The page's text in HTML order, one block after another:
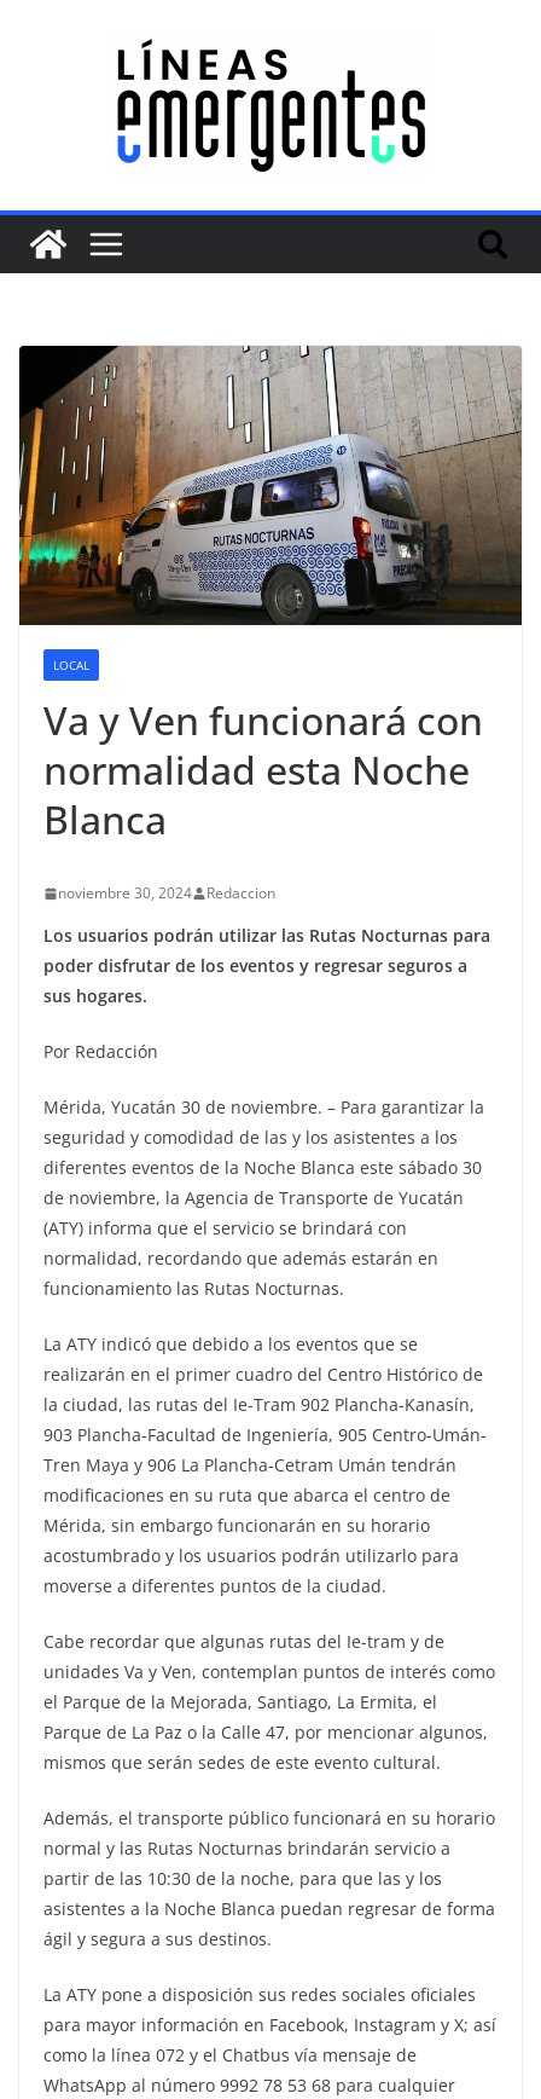
LOCAL
Va y Ven funcionará con
normalidad esta Noche
Blanca
noviembre 30, 2024 Redaccion
Los usuarios podrán utilizar las Rutas Nocturnas para
poder disfrutar de los eventos y regresar seguros a
sus hogares.
Por Redacción
Mérida, Yucatán 30 de noviembre. – Para garantizar la
seguridad y comodidad de las y los asistentes a los
diferentes eventos de la Noche Blanca este sábado 30
de noviembre, la Agencia de Transporte de Yucatán
(ATY) informa que el servicio se brindará con
normalidad, recordando que además estarán en
funcionamiento las Rutas Nocturnas.
La ATY indicó que debido a los eventos que se
realizarán en el primer cuadro del Centro Histórico de
la ciudad, las rutas del Ie-Tram 902 Plancha-Kanasín,
903 Plancha-Facultad de Ingeniería, 905 Centro-Umán-
Tren Maya y 906 La Plancha-Cetram Umán tendrán
modificaciones en su ruta que abarca el centro de
Mérida, sin embargo funcionarán en su horario
acostumbrado y los usuarios podrán utilizarlo para
moverse a diferentes puntos de la ciudad.
Cabe recordar que algunas rutas del Ie-tram y de
unidades Va y Ven, contemplan puntos de interés como
el Parque de la Mejorada, Santiago, La Ermita, el
Parque de La Paz o la Calle 47, por mencionar algunos,
mismos que serán sedes de este evento cultural.
Además, el transporte público funcionará en su horario
normal y las Rutas Nocturnas brindarán servicio a
partir de las 10:30 de la noche, para que las y los
asistentes a la Noche Blanca puedan regresar de forma
ágil y segura a sus destinos.
La ATY pone a disposición sus redes sociales oficiales
para mayor información en Facebook, Instagram y X; así
como la línea 072 y el Chatbus vía mensaje de
WhatsApp al número 9992 78 53 68 para cualquier